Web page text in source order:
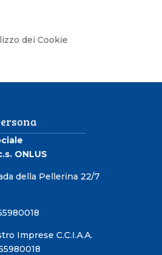
dei Cookie
ONLUS
della Pellerina 22/7
Imprese C.C.I.A.A.